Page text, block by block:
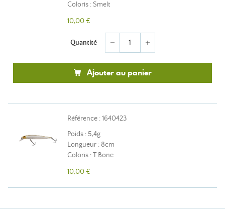
Coloris : Smelt
10,00 €
Quantité remove add
Ajouter au panier
Référence : 1640423
Poids : 5,4g
Longueur : 8cm
Coloris : T Bone
10,00 €